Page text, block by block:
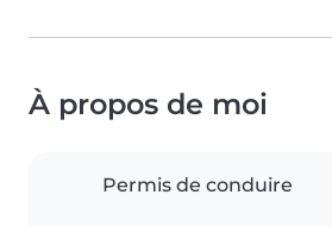
À propos de moi
Permis de conduire